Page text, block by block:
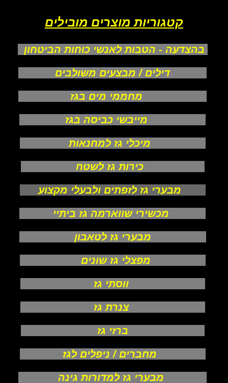
קטגוריות מוצרים מובילים
בהצדעה - הטבות לאנשי כוחות הביטחון
דילים / מבצעים משולבים
מחממי מים בגז
מייבשי כביסה בגז
מיכלי גז למחנאות
כירות גז לשטח
מבערי גז לזפתים ולבעלי מקצוע
מכשירי שווארמה גז ביתיי
מבערי גז לטאבון
מפצלי גז שונים
ווסתי גז
צנרת גז
ברזי גז
מחברים / ניפלים לגז
מבערי גז למדורות גינה